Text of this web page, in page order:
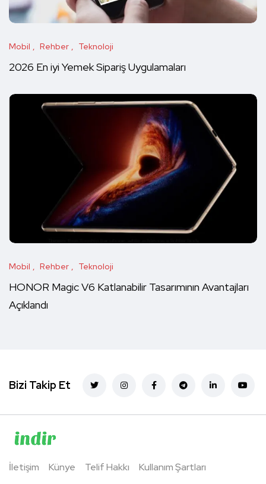
Mobil Rehber Teknoloji
2026 En iyi Yemek Sipariş Uygulamaları
Mobil Rehber Teknoloji
HONOR Magic V6 Katlanabilir Tasarımının Avantajları
Açıklandı
Bizi Takip Et
İletişim Künye Telif Hakkı
Kullanım Şartları